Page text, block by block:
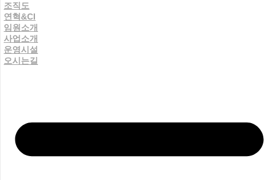
조직도
연혁&CI
임원소개
사업소개
운영시설
오시는길